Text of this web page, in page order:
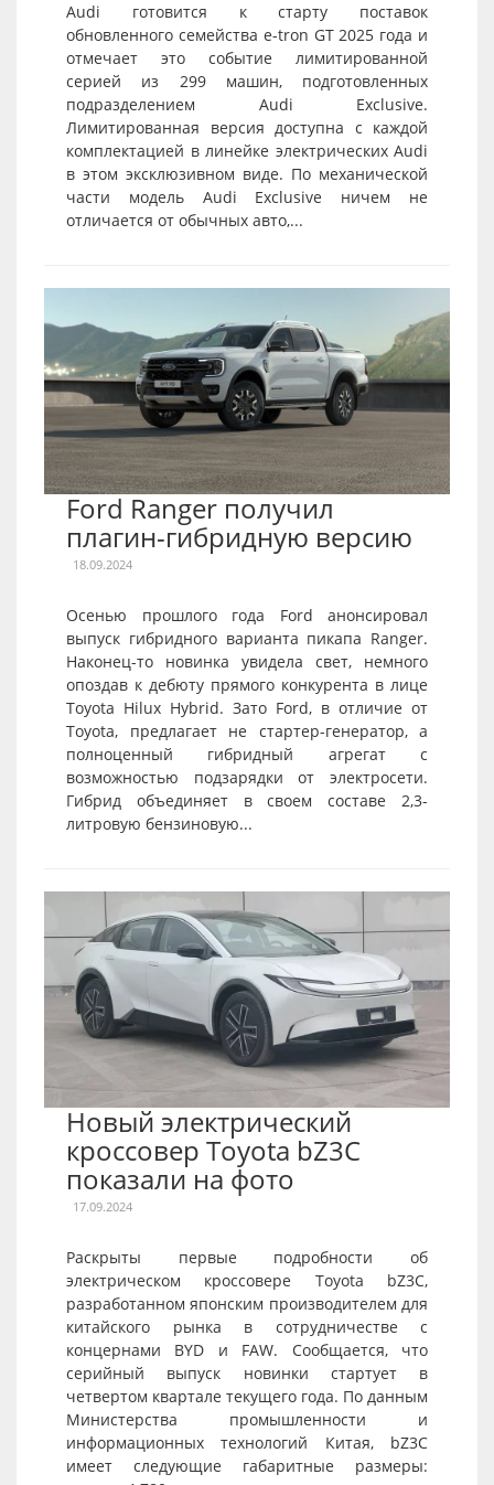
Audi готовится к старту поставок
обновленного семейства e-tron GT 2025 года и
отмечает это событие лимитированной
серией из 299 машин, подготовленных
подразделением Audi Exclusive.
Лимитированная версия доступна с каждой
комплектацией в линейке электрических Audi
в этом эксклюзивном виде. По механической
части модель Audi Exclusive ничем не
отличается от обычных авто,...
Ford Ranger получил
плагин-гибридную версию
18.09.2024
Осенью прошлого года Ford анонсировал
выпуск гибридного варианта пикапа Ranger.
Наконец-то новинка увидела свет, немного
опоздав к дебюту прямого конкурента в лице
Toyota Hilux Hybrid. Зато Ford, в отличие от
Toyota, предлагает не стартер-генератор, а
полноценный гибридный агрегат с
возможностью подзарядки от электросети.
Гибрид объединяет в своем составе 2,3-
литровую бензиновую...
Новый электрический
кроссовер Toyota bZ3C
показали на фото
17.09.2024
Раскрыты первые подробности об
электрическом кроссовере Toyota bZ3C,
разработанном японским производителем для
китайского рынка в сотрудничестве с
концернами BYD и FAW. Сообщается, что
серийный выпуск новинки стартует в
четвертом квартале текущего года. По данным
Министерства промышленности и
информационных технологий Китая, bZ3C
имеет следующие габаритные размеры: